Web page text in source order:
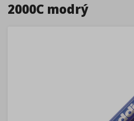
2000C modrý